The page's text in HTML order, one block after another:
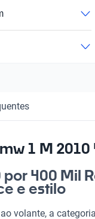
1 M 2010
por 400 Mil
e estilo
volante, a